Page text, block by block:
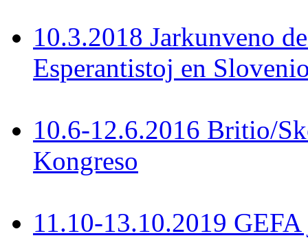
10.3.2018 Jarkunveno
Esperantistoj en
10.6-12.6.2016 Britio/
Kongreso
11.10-13.10.2019